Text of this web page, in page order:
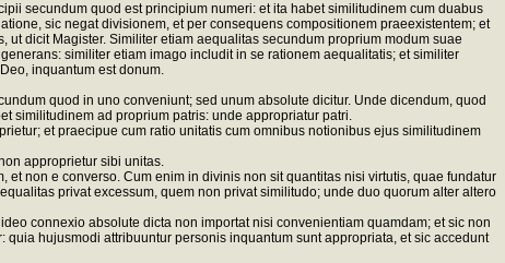
secundum quod est principium numeri: et ita habet similitudinem cum duabus
sic negat divisionem, et per consequens compositionem praeexistentem; et
dicit Magister. Similiter etiam aequalitas secundum proprium modum suae
similiter etiam imago includit in se rationem aequalitatis; et similiter
inquantum est donum.
quod in uno conveniunt; sed unum absolute dicitur. Unde dicendum, quod
similitudinem ad proprium patris: unde appropriatur patri.
et praecipue cum ratio unitatis cum omnibus notionibus ejus similitudinem
approprietur sibi unitas.
non e converso. Cum enim in divinis non sit quantitas nisi virtutis, quae fundatur
privat excessum, quem non privat similitudo; unde duo quorum alter altero
connexio absolute dicta non importat nisi convenientiam quamdam; et sic non
hujusmodi attribuuntur personis inquantum sunt appropriata, et sic accedunt